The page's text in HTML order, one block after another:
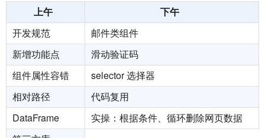
上午
下午
开发规范
邮件类组件
新增功能点
滑动验证码
组件属性容错
selector 选择器
相对路径
代码复用
DataFrame
实操：根据条件、循环删除网页数据